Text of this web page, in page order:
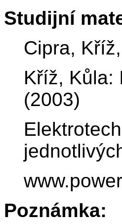
Studijní
Cipra,
Kříž, Kůla:
(2003)
Poznámka: